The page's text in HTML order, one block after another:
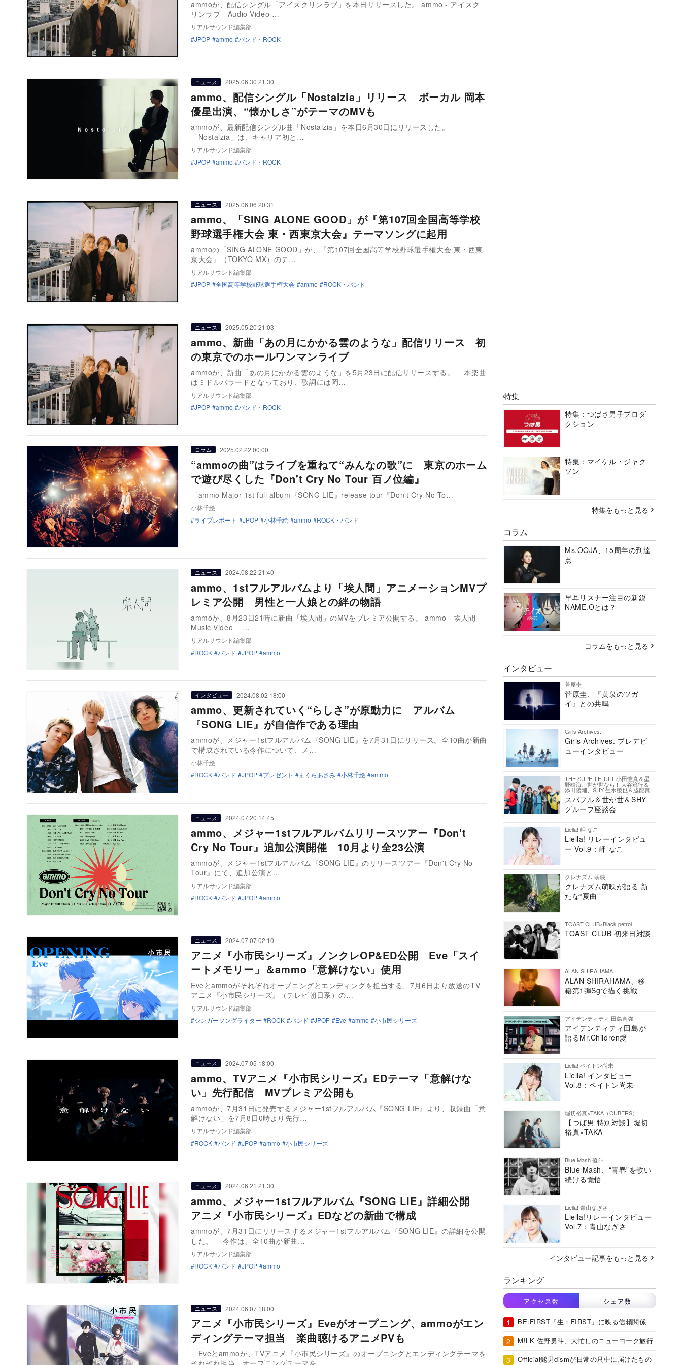
ammoが、配信シングル「アイスクリンラブ」を本日リリースした。 ammo - アイスク
リンラブ - Audio Video …
リアルサウンド編集部
JPOP
ammo バンド・ROCK
ニュース 2025.06.30 21:30
ammo、配信シングル「Nostalzia」リリース ボーカル 岡本
優星出演、“懐かしさ”がテーマのMVも
ammoが、最新配信シングル曲「Nostalzia」を本日6月30日にリリースした。
「Nostalzia」は、キャリア初と…
リアルサウンド編集部
JPOP
ammo バンド・ROCK
ニュース 2025.06.06 20:31
ammo、「SING ALONE GOOD」が『第107回全国高等学校
野球選手権大会 東・西東京大会』テーマソングに起用
ammoの「SING ALONE GOOD」が、『第107回全国高等学校野球選手権大会 東・西東
京大会』（TOKYO MX）のテ…
リアルサウンド編集部
JPOP
全国高等学校野球選手権大会 ammo ROCK・バンド
ニュース 2025.05.20 21:03
ammo、新曲「あの月にかかる雲のような」配信リリース 初
の東京でのホールワンマンライブ
ammoが、新曲「あの月にかかる雲のような」を5月23日に配信リリースする。 本楽曲
はミドルバラードとなっており、歌詞には岡…
リアルサウンド編集部
JPOP
ammo バンド・ROCK
コラム 2025.02.22 00:00
“ammoの曲”はライブを重ねて“みんなの歌”に 東京のホーム
で遊び尽くした『Don't Cry No Tour 百ノ位編』
「ammo Major 1st full album『SONG LIE』release tour『Don't Cry No To…
小林千絵
ライブレポート
JPOP 小林千絵 ammo ROCK・バンド
ニュース 2024.08.22 21:40
ammo、1stフルアルバムより「埃人間」アニメーションMVプ
レミア公開 男性と一人娘との絆の物語
ammoが、8月23日21時に新曲「埃人間」のMVをプレミア公開する。 ammo - 埃人間 -
Music Video …
リアルサウンド編集部
ROCK
バンド JPOP ammo
インタビュー 2024.08.02 18:00
ammo、更新されていく“らしさ”が原動力に アルバム
『SONG LIE』が自信作である理由
ammoが、メジャー1stフルアルバム『SONG LIE』を7月31日にリリース。全10曲が新曲
で構成されている今作について、メ…
小林千絵
ROCK
バンド JPOP プレゼント まくらあさみ 小林千絵 ammo
ニュース 2024.07.20 14:45
ammo、メジャー1stフルアルバムリリースツアー『Don't
Cry No Tour』追加公演開催 10月より全23公演
ammoが、メジャー1stフルアルバム『SONG LIE』のリリースツアー『Don't Cry No
Tour』にて、追加公演と…
リアルサウンド編集部
ROCK
バンド JPOP ammo
ニュース 2024.07.07 02:10
アニメ『小市民シリーズ』ノンクレOP&ED公開 Eve「スイ
ートメモリー」＆ammo「意解けない」使用
Eveとammoがそれぞれオープニングとエンディングを担当する、7月6日より放送のTV
アニメ『小市民シリーズ』（テレビ朝日系）の…
リアルサウンド編集部
シンガーソングライター
ROCK バンド JPOP Eve ammo 小市民シリーズ
ニュース 2024.07.05 18:00
ammo、TVアニメ『小市民シリーズ』EDテーマ「意解けな
い」先行配信 MVプレミア公開も
ammoが、7月31日に発売するメジャー1stフルアルバム『SONG LIE』より、収録曲「意
解けない」を7月8日0時より先行…
リアルサウンド編集部
ROCK
バンド JPOP ammo 小市民シリーズ
ニュース 2024.06.21 21:30
ammo、メジャー1stフルアルバム『SONG LIE』詳細公開
アニメ『小市民シリーズ』EDなどの新曲で構成
ammoが、7月31日にリリースするメジャー1stフルアルバム『SONG LIE』の詳細を公開
した。 今作は、全10曲が新曲…
リアルサウンド編集部
ROCK
バンド JPOP ammo
ニュース 2024.06.07 18:00
アニメ『小市民シリーズ』Eveがオープニング、ammoがエン
ディングテーマ担当 楽曲聴けるアニメPVも
Eveとammoが、TVアニメ『小市民シリーズ』のオープニングとエンディングテーマを
特集
特集：つばさ男子プロダ
クション
特集：マイケル・ジャク
ソン
特集をもっと見る
コラム
Ms.OOJA、15周年の到達
点
早耳リスナー注目の新鋭
NAME.Oとは？
コラムをもっと見る
インタビュー
菅原圭
菅原圭、『黄泉のツガ
イ』との共鳴
Girls Archives.
Girls Archives. プレデビ
ューインタビュー
THE SUPER FRUIT 小田惟真＆星
野晴海、世が世なら!!! 大谷篤行＆
添田陵輔、SHY 生水稜也＆脇龍真
スパフル＆世が世＆SHY
グループ座談会
Liella! 岬 なこ
Liella! リレーインタビュ
ー Vol.9：岬 なこ
クレナズム 萌映
クレナズム萌映が語る 新
たな“夏曲”
TOAST CLUB×Black petrol
TOAST CLUB 初来日対談
ALAN SHIRAHAMA
ALAN SHIRAHAMA、移
籍第1弾Sgで描く挑戦
アイデンティティ 田島直弥
アイデンティティ田島が
語るMr.Children愛
Liella! ペイトン尚未
Liella! インタビュー
Vol.8：ペイトン尚未
堀切裕真×TAKA（CUBERS）
【つば男 特別対談】堀切
裕真×TAKA
Blue Mash 優斗
Blue Mash、“青春”を歌い
続ける覚悟
Liella! 青山なぎさ
Liella!リレーインタビュー
Vol.7：青山なぎさ
インタビュー記事をもっと見る
ランキング
アクセス数 シェア数
BE:FIRST『生：FIRST』に映る信頼関係
M!LK 佐野勇斗、大忙しのニューヨーク旅行
Official髭男dismが日常の只中に届けたもの